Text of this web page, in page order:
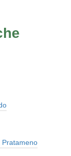
Pratameno